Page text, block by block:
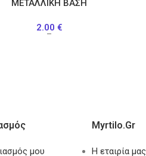
ΜΕΤΑΛΛΙΚΗ ΒΑΣΗ
2.00 €
–
μου
Myrtilo.gr
Η εταιρία μας